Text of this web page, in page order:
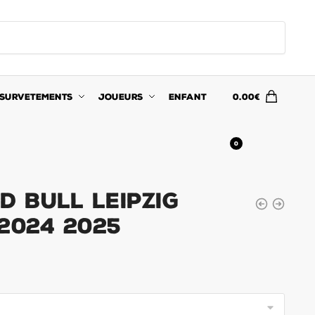
JOUEURS ENFANT 0.00€
0
Bull Leipzig
2025